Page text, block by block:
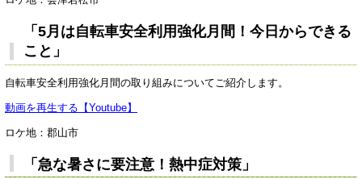
「5月は自転車安全利用強化月間！今日からできる
こと」
自転車安全利用強化月間の取り組みについてご紹介します。
動画を再生する【Youtube】
ロケ地：郡山市
「急な暑さに要注意！熱中症対策」